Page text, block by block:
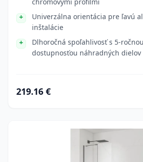
Univerzálna orientácia pre ľavú
inštalácie
Dlhoročná spoľahlivosť s 5-
dostupnosťou náhradných dielov
219.16 €